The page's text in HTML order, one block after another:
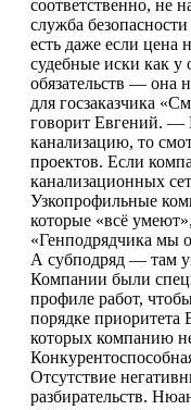
соответственно, не
служба
есть даже если цена
судебные иски как
обязательств — она
для госзаказчика
говорит Евгений. —
канализацию, то
проектов. Если
канализационных
Узкопрофильные
которые «всё
«Генподрядчика мы
А субподряд — там
Компании были
профиле работ,
порядке приоритета
которых компанию
Отсутствие
разбирательств.